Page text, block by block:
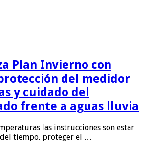
Plan Invierno con
del medidor
y cuidado del
frente a aguas lluvia
las instrucciones son estar
tiempo, proteger el …